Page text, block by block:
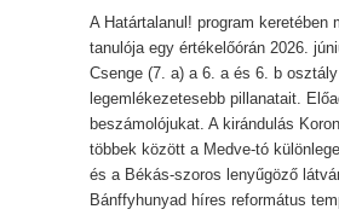
A Határtalanul! program
tanulója egy értékelőórán 2026.
Csenge (7. a) a 6. a és 6. b
legemlékezetesebb pillanatait.
beszámolójukat. A kirándulás
többek között a Medve-tó
és a Békás-szoros lenyűgöző
Bánffyhunyad híres református